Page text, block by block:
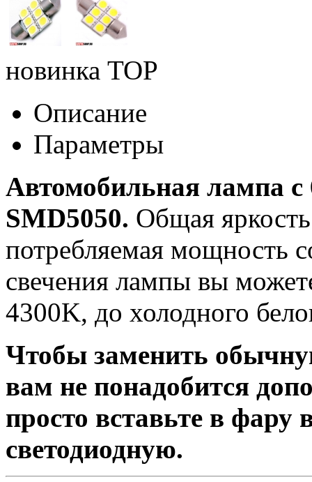
новинка TOP
Описание
Параметры
Автомобильная лампа
SMD5050. Общая
потребляемая мощность
свечения лампы вы
4300K, до холодного
Чтобы заменить
вам не понадобится
просто вставьте в
светодиодную.